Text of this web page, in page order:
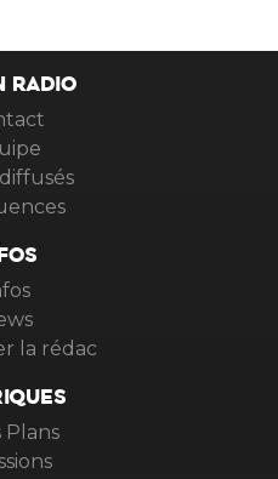
RADIO
la rédac
Plans